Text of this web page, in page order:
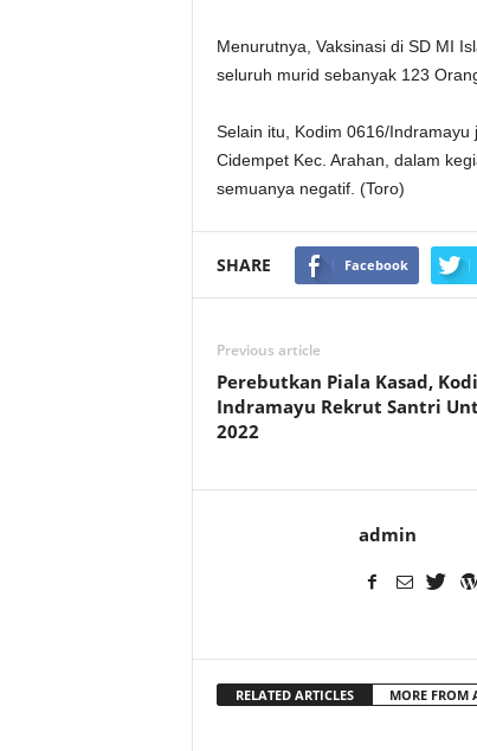
Menurutnya, Vaksinasi di SD MI
seluruh murid sebanyak 123
Selain itu, Kodim 0616/Indramayu
Cidempet Kec. Arahan, dalam
semuanya negatif. (Toro)
SHARE Facebook
Previous article
Perebutkan Piala Kasad,
Indramayu Rekrut Santri
2022
admin
RELATED ARTICLES MORE FROM